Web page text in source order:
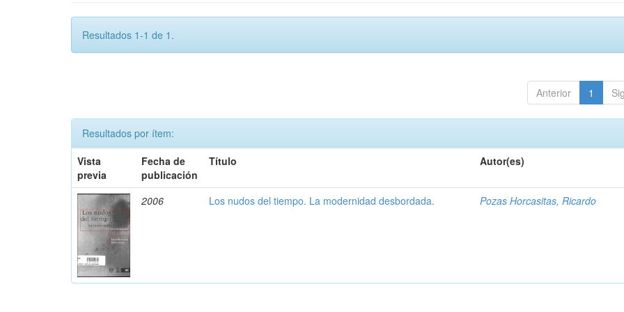
Resultados 1-1 de 1.
Anterior 1
Resultados por ítem:
Vista
previa
Fecha de
publicación
Título Autor(es)
2006 Los nudos del tiempo. La modernidad desbordada. Pozas Horcasitas, Ricardo